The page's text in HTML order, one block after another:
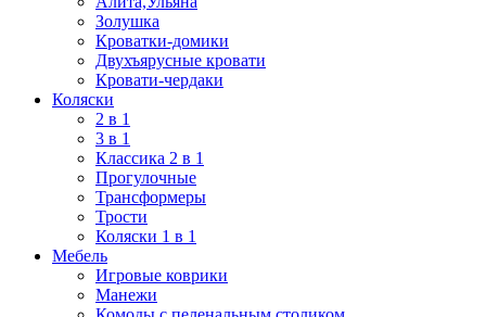
Золушка
Кроватки-домики
Двухъярусные кровати
Кровати-чердаки
Коляски
2 в 1
3 в 1
Классика 2 в 1
Прогулочные
Трансформеры
Трости
Коляски 1 в 1
Мебель
Игровые коврики
Манежи